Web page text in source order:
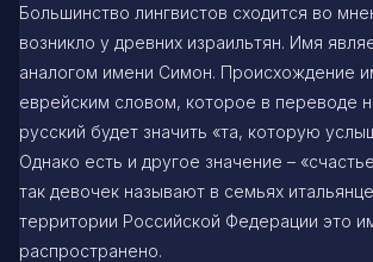
Большинство лингвистов сходится во
возникло у древних израильтян. Имя
аналогом имени Симон. Происхождение
еврейским словом, которое в переводе
русский будет значить «та, которую
Однако есть и другое значение –
так девочек называют в семьях
территории Российской Федерации это
распространено.